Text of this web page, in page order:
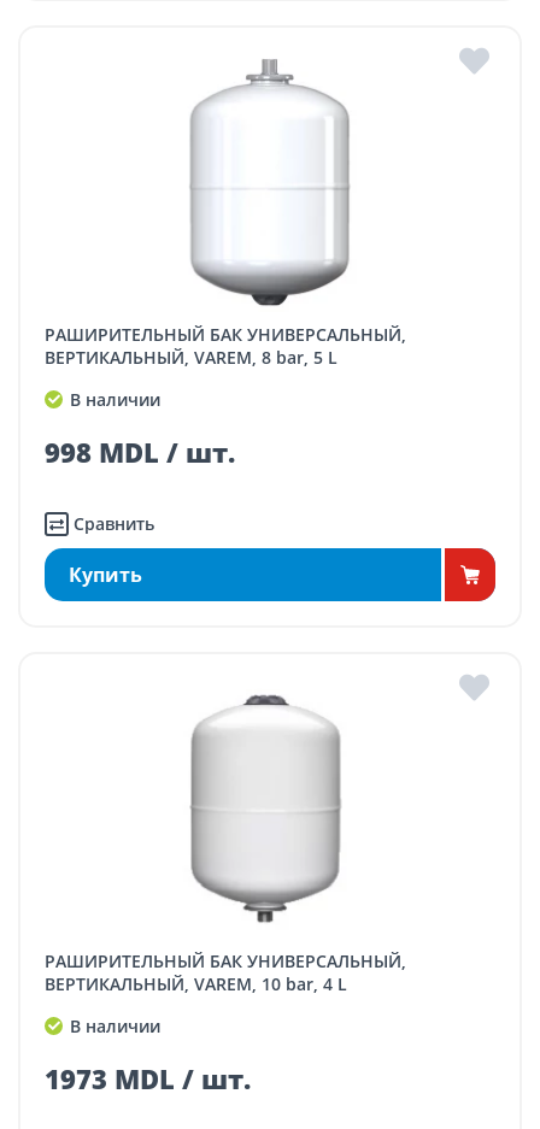
РАШИРИТЕЛЬНЫЙ БАК УНИВЕРСАЛЬНЫЙ,
ВЕРТИКАЛЬНЫЙ, VAREM, 8 bar, 5 L
В наличии
998 MDL / шт.
Сравнить
Купить
РАШИРИТЕЛЬНЫЙ БАК УНИВЕРСАЛЬНЫЙ,
ВЕРТИКАЛЬНЫЙ, VAREM, 10 bar, 4 L
В наличии
1973 MDL / шт.